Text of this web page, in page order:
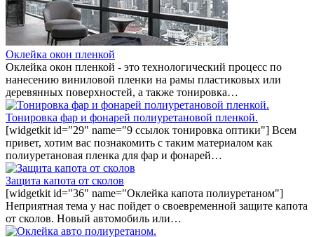
Оклейка окон пленкой
Оклейка окон пленкой - это технологический процесс по
нанесению виниловой пленки на рамы пластиковых или
деревянных поверхностей, а также тонировка…
Тонировка фар и фонарей полиуретановой пленкой.
[widgetkit id="29" name="9 ссылок тонировка оптики"] Всем
привет, хотим вас познакомить с таким материалом как
полиуретановая пленка для фар и фонарей…
Защита капота от сколов
[widgetkit id="36" name="Оклейка капота полиуретаном"]
Неприятная тема у нас пойдет о своевременной защите капота
от сколов. Новый автомобиль или…